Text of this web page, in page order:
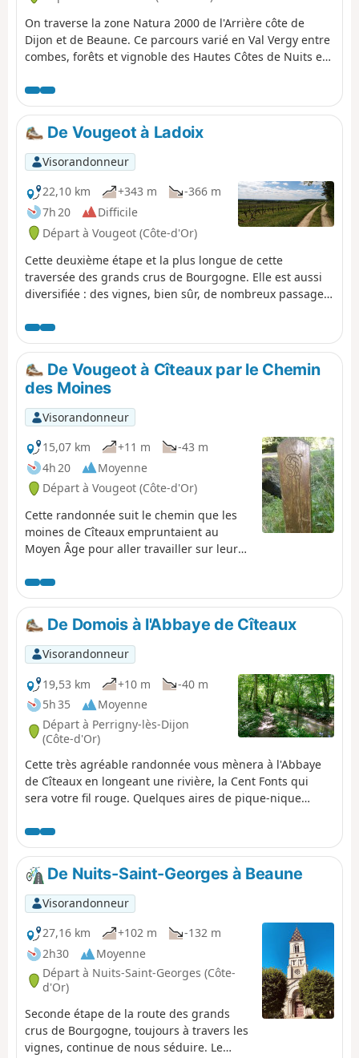
On traverse la zone Natura 2000 de l'Arrière côte de
Dijon et de Beaune. Ce parcours varié en Val Vergy entre
combes, forêts et vignoble des Hautes Côtes de Nuits est
paysage culturel des Climats du vignoble de Bourgogne.
Les ruines du plus puissant château-fort de la région
offrent des panoramas sur les Forêts Domaniales de
Mantuan et de Détain-Gergueil. Chaque village traversé
possède son lavoir.
De Vougeot à Ladoix
Visorandonneur
22,10 km
+343 m
-366 m
7h 20
Difficile
Départ à Vougeot (Côte-d'Or)
Cette deuxième étape et la plus longue de cette
traversée des grands crus de Bourgogne. Elle est aussi
diversifiée : des vignes, bien sûr, de nombreux passages
patrimoniales à Nuits-Saint-Georges et à Villers-la-Faye.
De Vougeot à Cîteaux par le Chemin
des Moines
Visorandonneur
15,07 km
+11 m
-43 m
4h 20
Moyenne
Départ à Vougeot (Côte-d'Or)
Cette randonnée suit le chemin que les
moines de Cîteaux empruntaient au
Moyen Âge pour aller travailler sur leurs
village Gilly-lès-Cîteaux, avec son château
bien rénové qui était une dépendance de
l'abbaye de Cîteaux. Elle se termine
devant l'abbaye de Cîteaux.
De Domois à l'Abbaye de Cîteaux
Visorandonneur
19,53 km
+10 m
-40 m
5h 35
Moyenne
Départ à Perrigny-lès-Dijon
(Côte-d'Or)
Cette très agréable randonnée vous mènera à l'Abbaye
de Cîteaux en longeant une rivière, la Cent Fonts qui
sera votre fil rouge. Quelques aires de pique-nique
De Nuits-Saint-Georges à Beaune
Visorandonneur
27,16 km
+102 m
-132 m
2h30
Moyenne
Départ à Nuits-Saint-Georges (Côte-
d'Or)
Seconde étape de la route des grands
crus de Bourgogne, toujours à travers les
vignes, continue de nous séduire. Le